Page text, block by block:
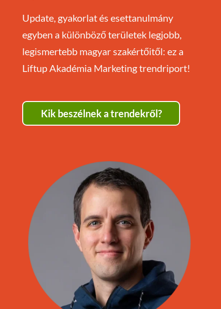
Update, gyakorlat és esettanulmány
egyben a különböző területek legjobb,
legismertebb magyar szakértőitől: ez a
Liftup Akadémia Marketing trendriport!
Kik beszélnek a trendekről?